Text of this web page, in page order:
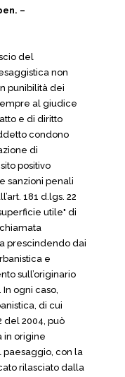
–
del
non
punibilità dei
al giudice
e di diritto
condono
di
positivo
sanzioni penali
181 d.lgs. 22
utile" di
prescindendo dai
e
sull’originario
ogni caso,
di cui
del 2004, può
in origine
paesaggio, con la
rilasciato dalla